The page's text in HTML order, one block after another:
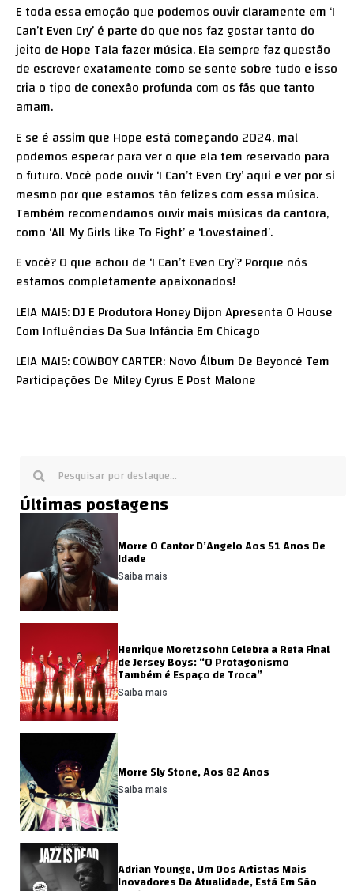
E toda essa emoção que podemos ouvir claramente em ‘I
Can’t Even Cry’ é parte do que nos faz gostar tanto do
jeito de Hope Tala fazer música. Ela sempre faz questão
de escrever exatamente como se sente sobre tudo e isso
cria o tipo de conexão profunda com os fãs que tanto
amam.
E se é assim que Hope está começando 2024, mal
podemos esperar para ver o que ela tem reservado para
o futuro. Você pode ouvir ‘I Can’t Even Cry’aqui e ver por si
mesmo por que estamos tão felizes com essa música.
Também recomendamos ouvir mais músicas da cantora,
como ‘All My Girls Like To Fight’ e ‘Lovestained’.
E você? O que achou de ‘I Can’t Even Cry’? Porque nós
estamos completamente apaixonados!
LEIA MAIS: DJ E Produtora Honey Dijon Apresenta O House
Com Influências Da Sua Infância Em Chicago
LEIA MAIS: COWBOY CARTER: Novo Álbum De Beyoncé Tem
Participações De Miley Cyrus E Post Malone
Últimas postagens
Morre O Cantor D’Angelo Aos 51 Anos De
Idade
Saiba mais
Henrique Moretzsohn Celebra a Reta Final
de Jersey Boys: “O Protagonismo
Também é Espaço de Troca”
Saiba mais
Morre Sly Stone, Aos 82 Anos
Saiba mais
Adrian Younge, Um Dos Artistas Mais
Inovadores Da Atualidade, Está Em São